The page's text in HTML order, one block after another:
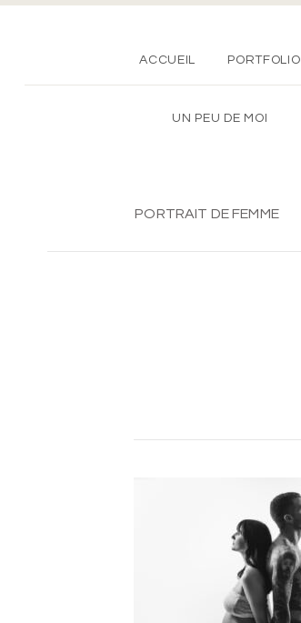
ACCUEIL PORTFOLIO
UN PEU DE MOI
PORTRAIT DE FEMME